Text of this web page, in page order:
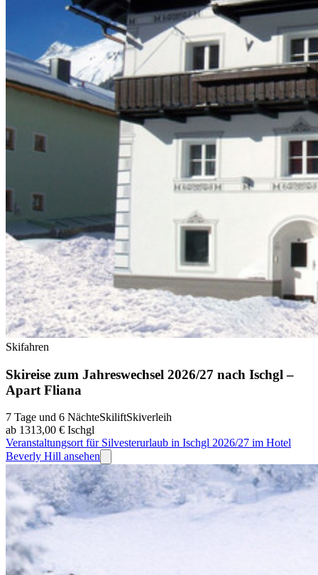
Skifahren
Skireise zum Jahreswechsel 2026/27 nach Ischgl –
Apart Fliana
7 Tage und 6 NächteSkiliftSkiverleih
ab 1313,00 € Ischgl
Veranstaltungsort für Silvesterurlaub in Ischgl 2026/27 im Hotel
Beverly Hill ansehen